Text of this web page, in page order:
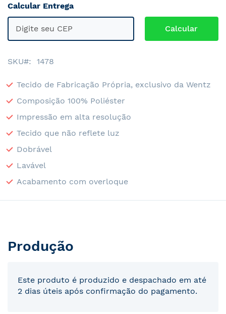
Calcular Entrega
SKU 1478
Tecido de Fabricação Própria, exclusivo da Wentz
Composição 100% Poliéster
Impressão em alta resolução
Tecido que não reflete luz
Dobrável
Lavável
Acabamento com overloque
Produção
Este produto é produzido e despachado em até
2 dias úteis após confirmação do pagamento.